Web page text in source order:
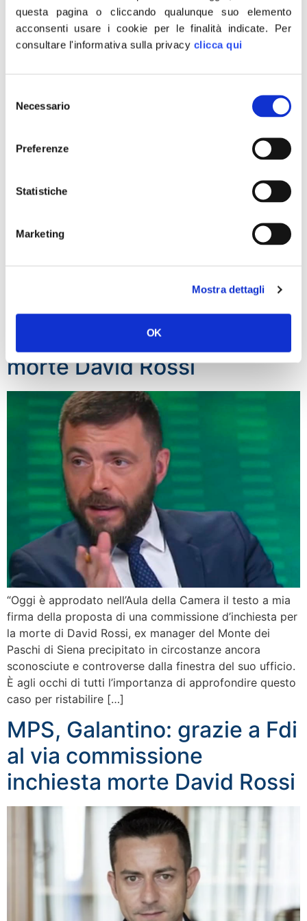
questa pagina o cliccando qualunque suo elemento
acconsenti usare i cookie per le finalità indicate. Per
consultare l'informativa sulla privacy clicca qui
delNecessario
Preferenze
Statistiche
Marketing
Mostra dettagli
OK
“David Rossi, Giulio Regeni, Marco Pantani, Chico Forti,
verità che il Parlamento deve andare a ricercare. La
ma è stata oltraggiata dal silenzio di alcuni. Il nostro
sostegno traversale è la migliore risposta per chi crede
MPS, Rizzetto: sostegno
trasversale a mia proposta
commissione inchiesta su
morte David Rossi
“Oggi è approdato nell’Aula della Camera il testo a mia
firma della proposta di una commissione d’inchiesta per
la morte di David Rossi, ex manager del Monte dei
Paschi di Siena precipitato in circostanze ancora
sconosciute e controverse dalla finestra del suo ufficio.
È agli occhi di tutti l’importanza di approfondire questo
caso per ristabilire […]
MPS, Galantino: grazie a Fdi
al via commissione
inchiesta morte David Rossi